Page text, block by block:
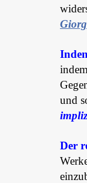
und
Der